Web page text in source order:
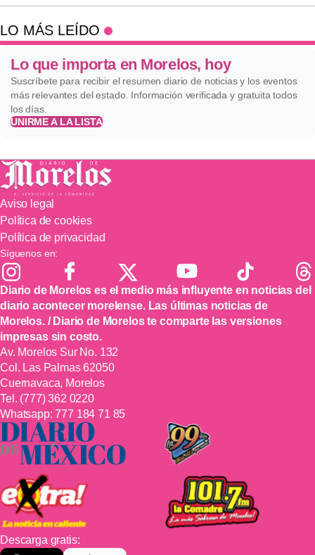
LO MÁS LEÍDO
Lo que importa en Morelos, hoy
Suscríbete para recibir el resumen diario de noticias y los eventos
más relevantes del estado. Información verificada y gratuita todos
los días.
UNIRME A LA LISTA
Aviso legal
Política de cookies
Política de privacidad
Síguenos en:
Diario de Morelos es el medio más influyente en noticias del
diario acontecer morelense. Las últimas noticias de
Morelos. / Diario de Morelos te comparte las versiones
impresas sin costo.
Av. Morelos Sur No. 132
Col. Las Palmas 62050
Cuernavaca, Morelos
Tel. (777) 362 0220
Whatsapp:777 184 71 85
Descarga gratis: